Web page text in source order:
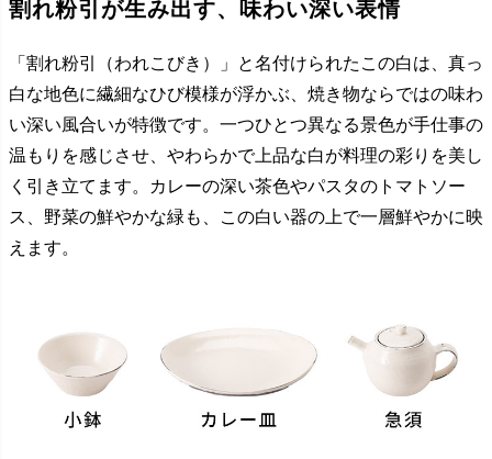
割れ粉引が生み出す、味わい深い表情
「割れ粉引（われこびき）」と名付けられたこの白は、真っ
白な地色に繊細なひび模様が浮かぶ、焼き物ならではの味わ
い深い風合いが特徴です。一つひとつ異なる景色が手仕事の
温もりを感じさせ、やわらかで上品な白が料理の彩りを美し
く引き立てます。カレーの深い茶色やパスタのトマトソー
ス、野菜の鮮やかな緑も、この白い器の上で一層鮮やかに映
えます。